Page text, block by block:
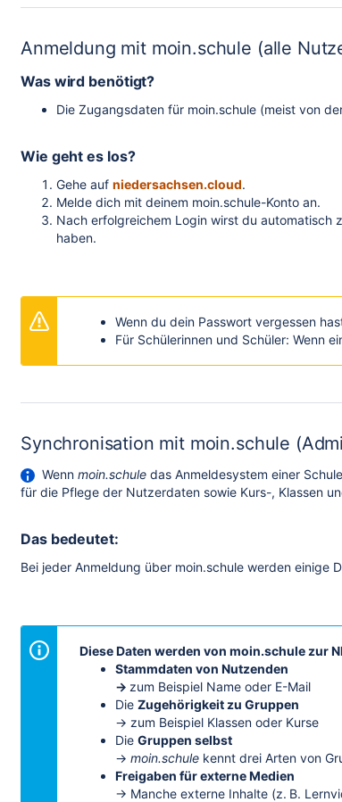
für Schulen mit LDAP-System
(LTI)
Anmeldung mit moin.schule (alle
Was wird benötigt?
Die Zugangsdaten für moin.schule (meist von
Wie geht es los?
Gehe auf niedersachsen.cloud.
Melde dich mit deinem moin.schule-Konto an.
Nach erfolgreichem Login wirst du automatisch
haben.
Wenn du dein Passwort vergessen
Für Schülerinnen und Schüler: Wenn
Synchronisation mit moin.schule
Wenn moin.schule das Anmeldesystem einer
für die Pflege der Nutzerdaten sowie Kurs-, Klassen
Das bedeutet:
Bei jeder Anmeldung über moin.schule werden einige
Diese Daten werden von moin.schule zur
Stammdaten von Nutzenden
→ zum Beispiel Name oder E-Mail
Die Zugehörigkeit zu Gruppen
→ zum Beispiel Klassen oder Kurse
Die Gruppen selbst
→ moin.schule kennt drei Arten von
Freigaben für externe Medien
→ Manche externe Inhalte (z. B.